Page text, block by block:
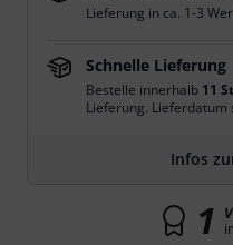
Lieferung in ca. 1-3
Schnelle Lieferung
Bestelle innerhalb 11
Lieferung. Lieferdatum
Infos
1